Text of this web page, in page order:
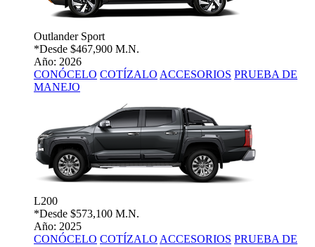
Outlander Sport
*Desde $467,900 M.N.
Año: 2026
CONÓCELO COTÍZALO ACCESORIOS PRUEBA DE
MANEJO
L200
*Desde $573,100 M.N.
Año: 2025
CONÓCELO COTÍZALO ACCESORIOS PRUEBA DE